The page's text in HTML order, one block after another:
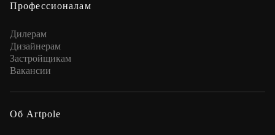
Профессионалам
Дилерам
Дизайнерам
Застройщикам
Вакансии
Об Artpole